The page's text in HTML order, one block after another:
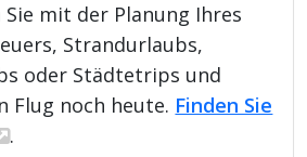
Sie mit der Planung Ihres
Strandurlaubs,
oder Städtetrips und
Flug noch heute. Finden Sie
.